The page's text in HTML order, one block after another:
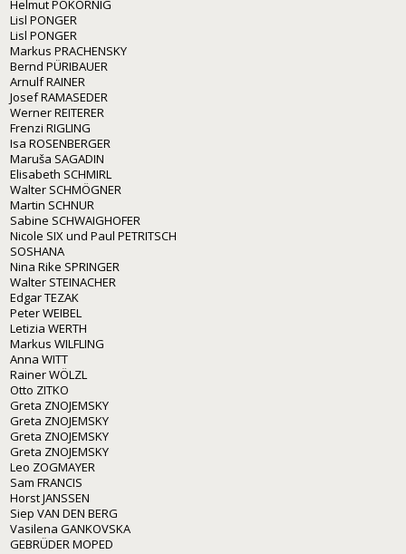
Helmut POKORNIG
Lisl PONGER
Lisl PONGER
Markus PRACHENSKY
Bernd PÜRIBAUER
Arnulf RAINER
Josef RAMASEDER
Werner REITERER
Frenzi RIGLING
Isa ROSENBERGER
Maruša SAGADIN
Elisabeth SCHMIRL
Walter SCHMÖGNER
Martin SCHNUR
Sabine SCHWAIGHOFER
Nicole SIX und Paul PETRITSCH
SOSHANA
Nina Rike SPRINGER
Walter STEINACHER
Edgar TEZAK
Peter WEIBEL
Letizia WERTH
Markus WILFLING
Anna WITT
Rainer WÖLZL
Otto ZITKO
Greta ZNOJEMSKY
Greta ZNOJEMSKY
Greta ZNOJEMSKY
Greta ZNOJEMSKY
Leo ZOGMAYER
Sam FRANCIS
Horst JANSSEN
Siep VAN DEN BERG
Vasilena GANKOVSKA
GEBRÜDER MOPED